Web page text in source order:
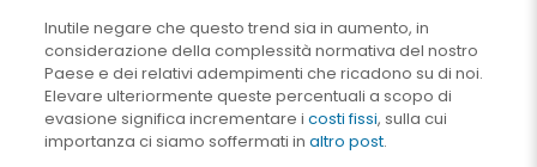
Inutile negare che questo trend sia in aumento, in
considerazione della complessità normativa del nostro
Paese e dei relativi adempimenti che ricadono su di noi.
Elevare ulteriormente queste percentuali a scopo di
evasione significa incrementare i costi fissi, sulla cui
importanza ci siamo soffermati in altro post.